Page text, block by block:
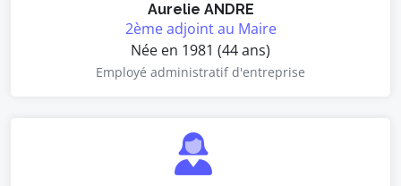
Aurelie ANDRE
2ème adjoint au Maire
Née en 1981 (44 ans)
Employé administratif d'entreprise